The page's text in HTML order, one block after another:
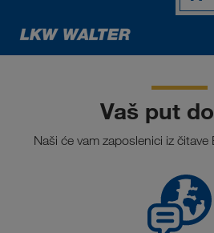
Vaš put
Naši će vam zaposlenici iz